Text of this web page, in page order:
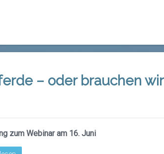
– oder brauchen wir
zum Webinar am 16. Juni